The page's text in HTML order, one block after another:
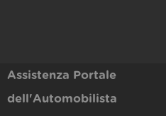
Assistenza Portale
dell'Automobilista